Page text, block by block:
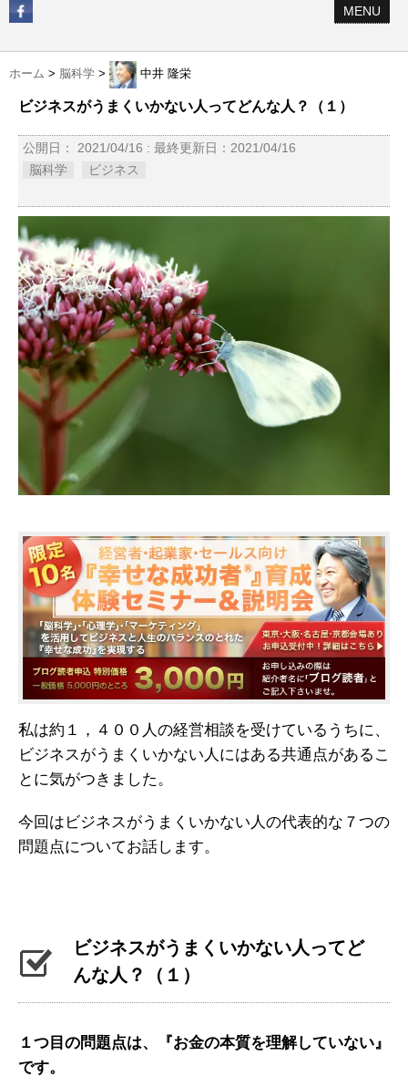
MENU
ホーム > 脳科学 > 中井 隆栄
ビジネスがうまくいかない人ってどんな人？（１）
公開日： 2021/04/16 : 最終更新日：2021/04/16
脳科学
ビジネス
私は約１，４００人の経営相談を受けているうちに、
ビジネスがうまくいかない人にはある共通点があるこ
とに気がつきました。
今回はビジネスがうまくいかない人の代表的な７つの
問題点についてお話します。
ビジネスがうまくいかない人ってど
んな人？（１）
１つ目の問題点は、『お金の本質を理解していない』
です。